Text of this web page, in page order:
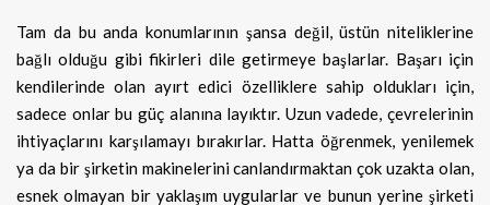
Tam da bu anda konumlarının şansa değil, üstün niteliklerine
bağlı olduğu gibi fikirleri dile getirmeye başlarlar. Başarı için
kendilerinde olan ayırt edici özelliklere sahip oldukları için,
sadece onlar bu güç alanına layıktır. Uzun vadede, çevrelerinin
ihtiyaçlarını karşılamayı bırakırlar. Hatta öğrenmek, yenilemek
ya da bir şirketin makinelerini canlandırmaktan çok uzakta olan,
esnek olmayan bir yaklaşım uygularlar ve bunun yerine şirketi